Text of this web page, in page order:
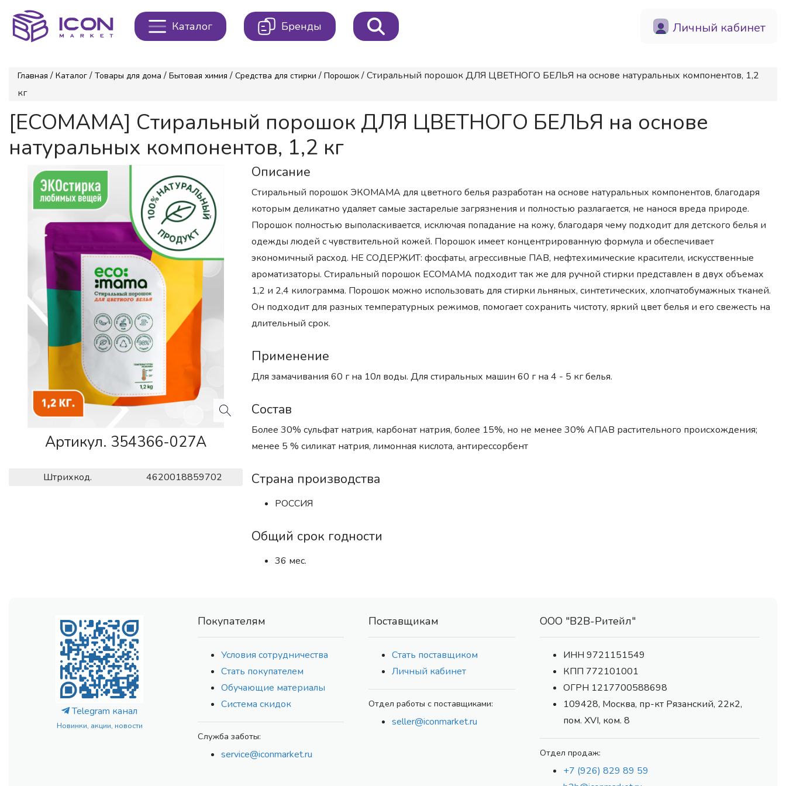
Каталог Бренды Личный кабинет
Главная / Каталог / Товары для дома / Бытовая химия / Средства для стирки / Порошок / Стиральный порошок ДЛЯ ЦВЕТНОГО БЕЛЬЯ на основе натуральных компонентов, 1,2
кг
[ECOMAMA] Стиральный порошок ДЛЯ ЦВЕТНОГО БЕЛЬЯ на основе
натуральных компонентов, 1,2 кг
Артикул. 354366-027A
Штрихкод. 4620018859702
Описание
Стиральный порошок ЭКОМАМА для цветного белья разработан на основе натуральных компонентов, благодаря
которым деликатно удаляет самые застарелые загрязнения и полностью разлагается, не нанося вреда природе.
Порошок полностью выполаскивается, исключая попадание на кожу, благодаря чему подходит для детского белья и
одежды людей с чувствительной кожей. Порошок имеет концентрированную формула и обеспечивает
экономичный расход. НЕ СОДЕРЖИТ: фосфаты, агрессивные ПАВ, нефтехимические красители, искусственные
ароматизаторы. Стиральный порошок ECOMAMA подходит так же для ручной стирки представлен в двух объемах
1,2 и 2,4 килограмма. Порошок можно использовать для стирки льняных, синтетических, хлопчатобумажных тканей.
Он подходит для разных температурных режимов, помогает сохранить чистоту, яркий цвет белья и его свежесть на
длительный срок.
Применение
Для замачивания 60 г на 10л воды. Для стиральных машин 60 г на 4 - 5 кг белья.
Состав
Более 30% сульфат натрия, карбонат натрия, более 15%, но не менее 30% АПАВ растительного происхождения;
менее 5 % силикат натрия, лимонная кислота, антирессорбент
Страна производства
РОССИЯ
Общий срок годности
36 мес.
Telegram канал
Новинки, акции, новости
Покупателям
Условия сотрудничества
Стать покупателем
Обучающие материалы
Система скидок
Служба заботы:
service@iconmarket.ru
Поставщикам
Стать поставщиком
Личный кабинет
Отдел работы с поставщиками:
seller@iconmarket.ru
ООО "В2В-Ритейл"
ИНН 9721151549
КПП 772101001
ОГРН 1217700588698
109428, Москва, пр-кт Рязанский, 22к2,
пом. XVI, ком. 8
Отдел продаж:
+7 (926) 829 89 59